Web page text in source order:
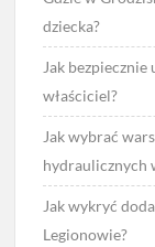
dziecka?
Jak
właściciel?
Jak wybrać
hydraulicznych
Jak wykryć
Legionowie?